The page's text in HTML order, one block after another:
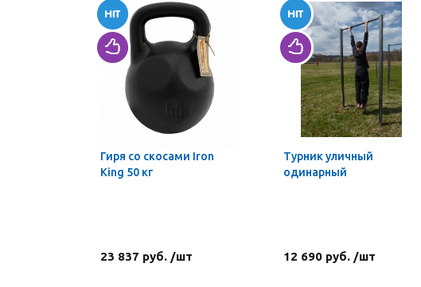
Гиря со скосами Iron
King 50 кг
23 837 руб. /шт
Турник уличный
одинарный
12 690 руб. /шт